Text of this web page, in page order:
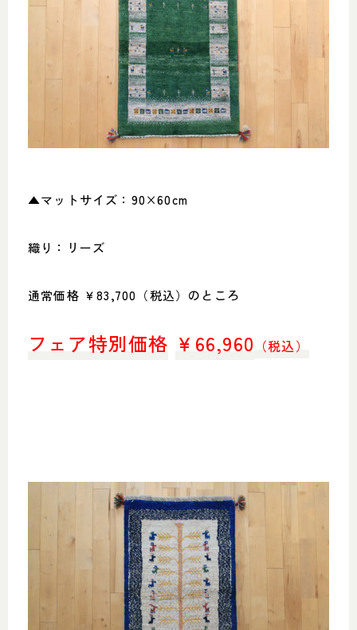
▲マットサイズ：90×60cm
織り：リーズ
通常価格 ￥83,700（税込）のところ
フェア特別価格 ￥ 66,960 （税込）